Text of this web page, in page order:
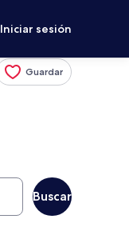
Iniciar sesión
Guardar
Buscar